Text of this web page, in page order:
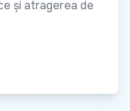
și atragerea de